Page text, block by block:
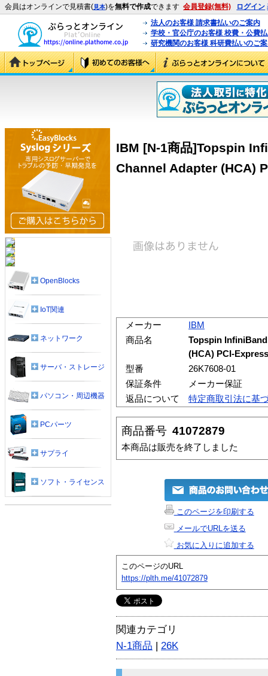
会員はオンラインで見積書(見本)を無料で作成できます 会員登録(無料) ログイン
法人のお客様 請求書払いのご案内
学校・官公庁のお客様 校費・公費
研究機関のお客様 科研費払いのご
IBM [N-1商品]Topspin
Channel Adapter (HCA)
メーカー
IBM
商品名
Topspin
(HCA) PCI-Express
型番
26K7608-01
保証条件
メーカー保証
返品について
特定商取引法に基
商品番号 41072879
本商品は販売を終了しました
このページを印刷する
メールでURLを送る
お気に入りに追加する
このページのURL
https://plth.me/41072879
関連カテゴリ
N-1商品 | 26K
OpenBlocks
IoT関連
ネットワーク
サーバ・ストレージ
パソコン・周辺機器
PCパーツ
サプライ
ソフト・ライセンス